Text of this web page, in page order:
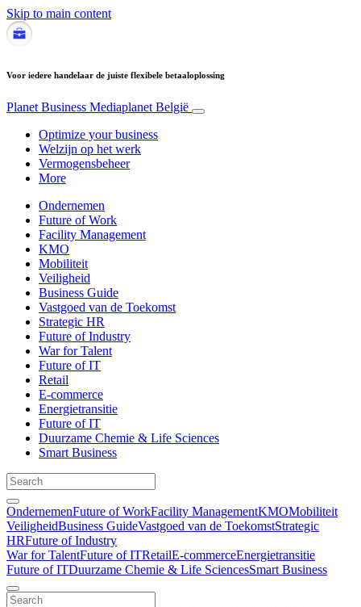
Skip to main content
Voor iedere handelaar de juiste flexibele betaaloplossing
Planet Business Mediaplanet België
Optimize your business
Welzijn op het werk
Vermogensbeheer
More
Ondernemen
Future of Work
Facility Management
KMO
Mobiliteit
Veiligheid
Business Guide
Vastgoed van de Toekomst
Strategic HR
Future of Industry
War for Talent
Future of IT
Retail
E-commerce
Energietransitie
Future of IT
Duurzame Chemie & Life Sciences
Smart Business
OndernemenFuture of WorkFacility ManagementKMOMobiliteit
VeiligheidBusiness GuideVastgoed van de ToekomstStrategic
HRFuture of Industry
War for TalentFuture of ITRetailE-commerceEnergietransitie
Future of ITDuurzame Chemie & Life SciencesSmart Business